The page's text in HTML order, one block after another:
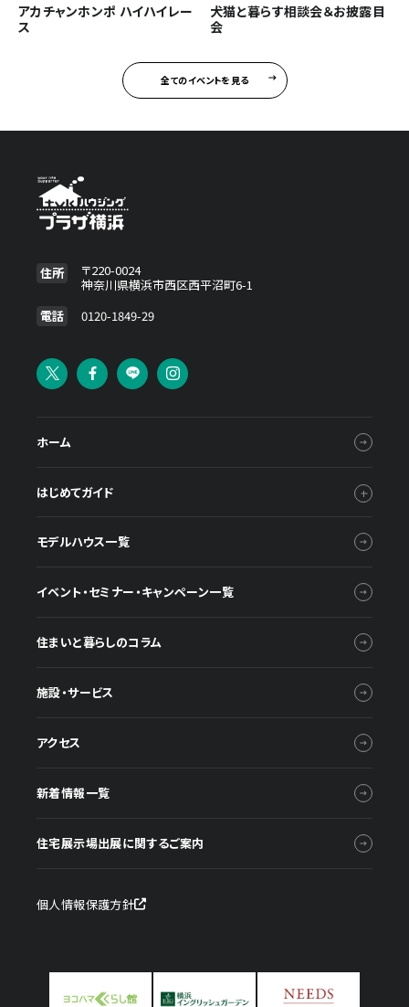
アカチャンホンポ ハイハイレー
ス
犬猫と暮らす相談会＆お披露目
会
全てのイベントを見る
住所
〒220-0024
神奈川県横浜市西区西平沼町6-1
電話
0120-1849-29
ホーム
はじめてガイド
モデルハウス一覧
イベント・セミナー・キャンペーン一覧
住まいと暮らしのコラム
施設・サービス
アクセス
新着情報一覧
住宅展示場出展に関するご案内
個人情報保護方針